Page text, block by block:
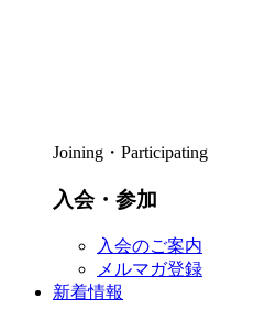
Joining・Participating
入会・参加
入会のご案内
メルマガ登録
新着情報